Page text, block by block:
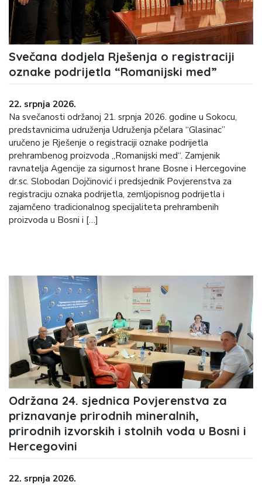
Svečana dodjela Rješenja o registraciji
oznake podrijetla “Romanijski med”
22. srpnja 2026.
Na svečanosti održanoj 21. srpnja 2026. godine u Sokocu,
predstavnicima udruženja Udruženja pčelara “Glasinac”
uručeno je Rješenje o registraciji oznake podrijetla
prehrambenog proizvoda „Romanijski med“. Zamjenik
ravnatelja Agencije za sigurnost hrane Bosne i Hercegovine
dr.sc. Slobodan Dojčinović i predsjednik Povjerenstva za
registraciju oznaka podrijetla, zemljopisnog podrijetla i
zajamčeno tradicionalnog specijaliteta prehrambenih
proizvoda u Bosni i […]
Održana 24. sjednica Povjerenstva za
priznavanje prirodnih mineralnih,
prirodnih izvorskih i stolnih voda u Bosni i
Hercegovini
22. srpnja 2026.